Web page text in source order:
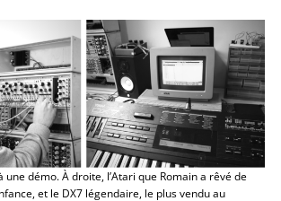
une démo. À droite, l’Atari que Romain a rêvé de
et le DX7 légendaire, le plus vendu au